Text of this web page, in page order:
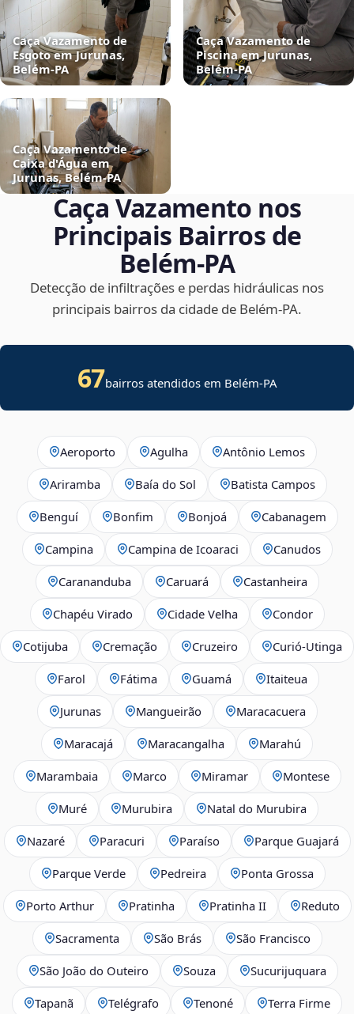
Caça Vazamento de
Esgoto em Jurunas,
Belém‑PA
Caça Vazamento de
Piscina em Jurunas,
Belém‑PA
Caça Vazamento de
Caixa d'Água em
Jurunas, Belém‑PA
Caça Vazamento nos
Principais Bairros de
Belém‑PA
Detecção de infiltrações e perdas hidráulicas nos
principais bairros da cidade de Belém‑PA.
67bairros atendidos em Belém-PA
Aeroporto Agulha Antônio Lemos
Ariramba Baía do Sol Batista Campos
Benguí Bonfim Bonjoá Cabanagem
Campina Campina de Icoaraci Canudos
Carananduba Caruará Castanheira
Chapéu Virado Cidade Velha Condor
Cotijuba Cremação Cruzeiro Curió-Utinga
Farol Fátima Guamá Itaiteua
Jurunas Mangueirão Maracacuera
Maracajá Maracangalha Marahú
Marambaia Marco Miramar Montese
Muré Murubira Natal do Murubira
Nazaré Paracuri Paraíso Parque Guajará
Parque Verde Pedreira Ponta Grossa
Porto Arthur Pratinha Pratinha II Reduto
Sacramenta São Brás São Francisco
São João do Outeiro Souza Sucurijuquara
Tapanã Telégrafo Tenoné Terra Firme